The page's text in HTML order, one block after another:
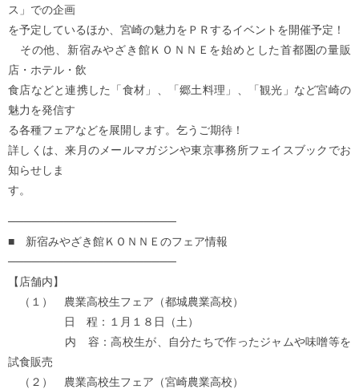
ス」での企画
を予定しているほか、宮崎の魅力をＰＲするイベントを開催予定！
その他、新宿みやざき館ＫＯＮＮＥを始めとした首都圏の量販
店・ホテル・飲
食店などと連携した「食材」、「郷土料理」、「観光」など宮崎の
魅力を発信す
る各種フェアなどを展開します。乞うご期待！
詳しくは、来月のメールマガジンや東京事務所フェイスブックでお
知らせしま
す。
─────────────────────
■ 新宿みやざき館ＫＯＮＮＥのフェア情報
─────────────────────
【店舗内】
（１） 農業高校生フェア（都城農業高校）
日 程：１月１８日（土）
内 容：高校生が、自分たちで作ったジャムや味噌等を
試食販売
（２） 農業高校生フェア（宮崎農業高校）